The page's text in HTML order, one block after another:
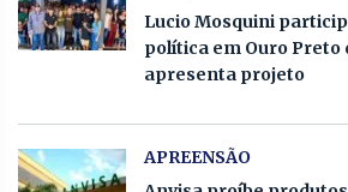
Lucio Mosquini
política em Ouro Preto
apresenta projeto
APREENSÃO